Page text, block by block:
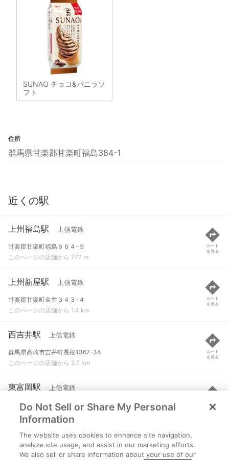
SUNAO チョコ&バニラソ
フト
住所
群馬県甘楽郡甘楽町福島384-1
近くの駅
上州福島駅 上信電鉄
甘楽郡甘楽町福島６６４-５
このページの店舗から 777 m
ルート
を見る
上州新屋駅 上信電鉄
甘楽郡甘楽町金井３４３-４
このページの店舗から 1.4 km
ルート
を見る
西吉井駅 上信電鉄
群馬県高崎市吉井町長根1367-34
このページの店舗から 2.7 km
ルート
を見る
東富岡駅 上信電鉄
富岡市富岡１９５５-２
このページの店舗から 3.1 km
ルート
を見る
上州富岡駅
富岡市富岡１５９９-３
Do Not Sell or Share My Personal
Information
The website uses cookies to enhance site navigation,
analyze site usage, and assist in our marketing efforts.
We also sell or share information about your use of our